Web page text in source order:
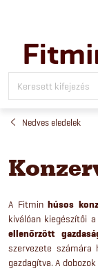
tartalomhoz
Nedves eledelek
A Fitminhúsos
kiválóan kiegészítői
ellenőrzött
szervezete számára
gazdagítva. A